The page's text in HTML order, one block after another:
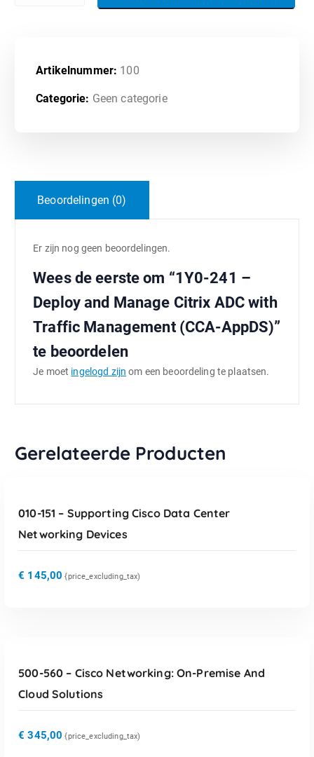
Artikelnummer: 100
Categorie: Geen categorie
Beoordelingen (0)
Er zijn nog geen beoordelingen.
Wees de eerste om “1Y0-241 –
Deploy and Manage Citrix ADC with
Traffic Management (CCA-AppDS)”
te beoordelen
Je moet ingelogd zijn om een beoordeling te plaatsen.
Gerelateerde Producten
010-151 – Supporting Cisco Data Center
Networking Devices
€ 145,00 {price_excluding_tax)
500-560 – Cisco Networking: On-Premise And
Cloud Solutions
€ 345,00 {price_excluding_tax)